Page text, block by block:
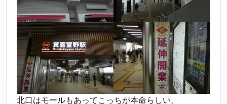
北口はモールもあってこっちが本命らしい。